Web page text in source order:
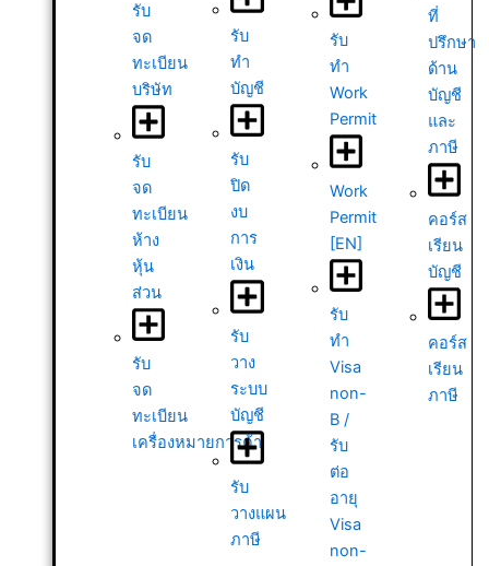
รับ
จด
ทะเบียน
บริษัท
รับ
จด
ทะเบียน
ห้าง
หุ้น
ส่วน
รับ
จด
ทะเบียน
เครื่องหมายการค้า
รับ
ทำ
บัญชี
รับ
ปิด
งบ
การ
เงิน
รับ
วาง
ระบบ
บัญชี
รับ
วางแผน
ภาษี
รับ
ทำ
Work
Permit
Work
Permit
[EN]
รับ
ทำ
Visa
non-
B /
รับ
ต่อ
อายุ
Visa
non-
ที่
ปรึกษา
ด้าน
บัญชี
และ
ภาษี
คอร์ส
เรียน
บัญชี
คอร์ส
เรียน
ภาษี